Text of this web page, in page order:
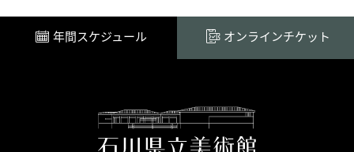
年間スケジュール オンラインチケット